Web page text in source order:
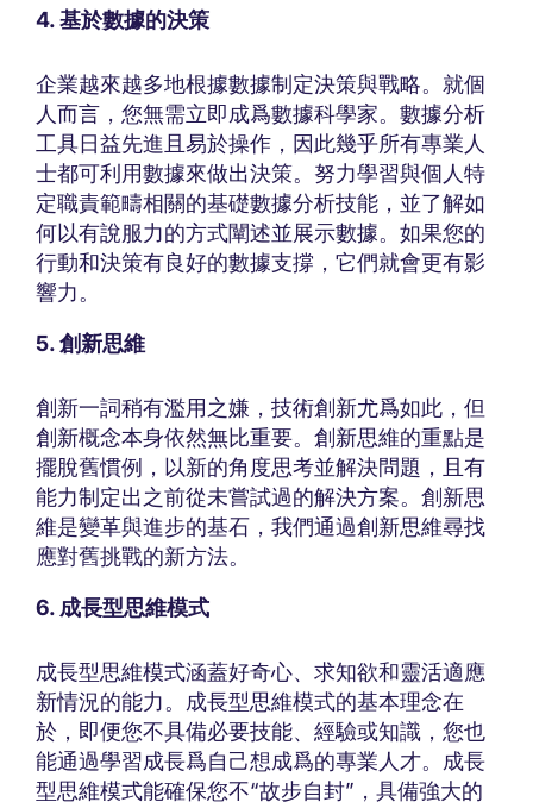
4. 基於數據的決策
企業越來越多地根據數據制定決策與戰略。就個
人而言，您無需立即成爲數據科學家。數據分析
工具日益先進且易於操作，因此幾乎所有專業人
士都可利用數據來做出決策。努力學習與個人特
定職責範疇相關的基礎數據分析技能，並了解如
何以有說服力的方式闡述並展示數據。如果您的
行動和決策有良好的數據支撐，它們就會更有影
響力。
5. 創新思維
創新一詞稍有濫用之嫌，技術創新尤爲如此，但
創新概念本身依然無比重要。創新思維的重點是
擺脫舊慣例，以新的角度思考並解決問題，且有
能力制定出之前從未嘗試過的解決方案。創新思
維是變革與進步的基石，我們通過創新思維尋找
應對舊挑戰的新方法。
6. 成長型思維模式
成長型思維模式涵蓋好奇心、求知欲和靈活適應
新情況的能力。成長型思維模式的基本理念在
於，即便您不具備必要技能、經驗或知識，您也
能通過學習成長爲自己想成爲的專業人才。成長
型思維模式能確保您不“故步自封”，具備強大的